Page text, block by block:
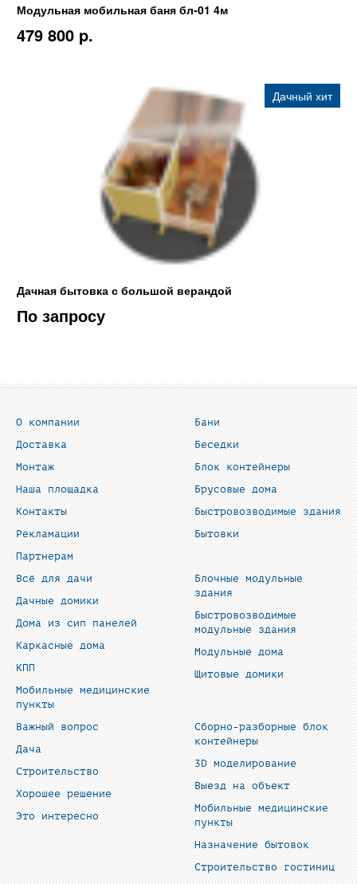
Модульная мобильная баня бл-01 4м
479 800 p.
Дачный хит
Дачная бытовка с большой верандой
По запросу
О компании
Доставка
Монтаж
Наша площадка
Контакты
Рекламации
Партнерам
Бани
Беседки
Блок контейнеры
Брусовые дома
Быстровозводимые здания
Бытовки
Всё для дачи
Дачные домики
Дома из сип панелей
Каркасные дома
КПП
Мобильные медицинские
пункты
Блочные модульные
здания
Быстровозводимые
модульные здания
Модульные дома
Щитовые домики
Важный вопрос
Дача
Строительство
Хорошее решение
Это интересно
Сборно-разборные блок
контейнеры
3D моделирование
Выезд на объект
Мобильные медицинские
пункты
Назначение бытовок
Строительство гостиниц